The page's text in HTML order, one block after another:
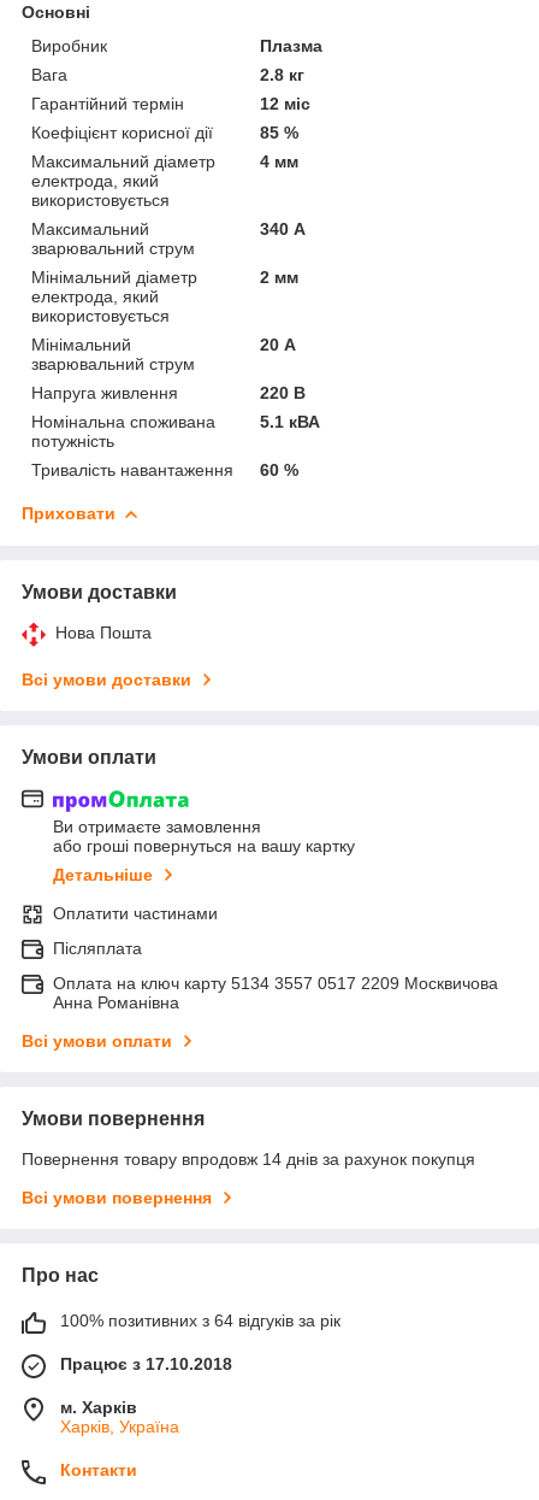
Основні
Виробник
Плазма
Вага
2.8 кг
Гарантійний термін
12 міс
Коефіцієнт корисної дії
85 %
Максимальний діаметр
електрода, який
використовується
4 мм
Максимальний
зварювальний струм
340 А
Мінімальний діаметр
електрода, який
використовується
2 мм
Мінімальний
зварювальний струм
20 А
Напруга живлення
220 В
Номінальна споживана
потужність
5.1 кВА
Тривалість навантаження 60 %
Приховати
Умови доставки
Нова Пошта
Всі умови доставки
Умови оплати
Ви отримаєте замовлення
або гроші повернуться на вашу картку
Детальніше
Оплатити частинами
Післяплата
Оплата на ключ карту 5134 3557 0517 2209 Москвичова
Анна Романівна
Всі умови оплати
Умови повернення
Повернення товару впродовж 14 днів за рахунок покупця
Всі умови повернення
Про нас
100% позитивних з 64 відгуків за рік
Працює з 17.10.2018
м. Харків
Харків, Україна
Контакти